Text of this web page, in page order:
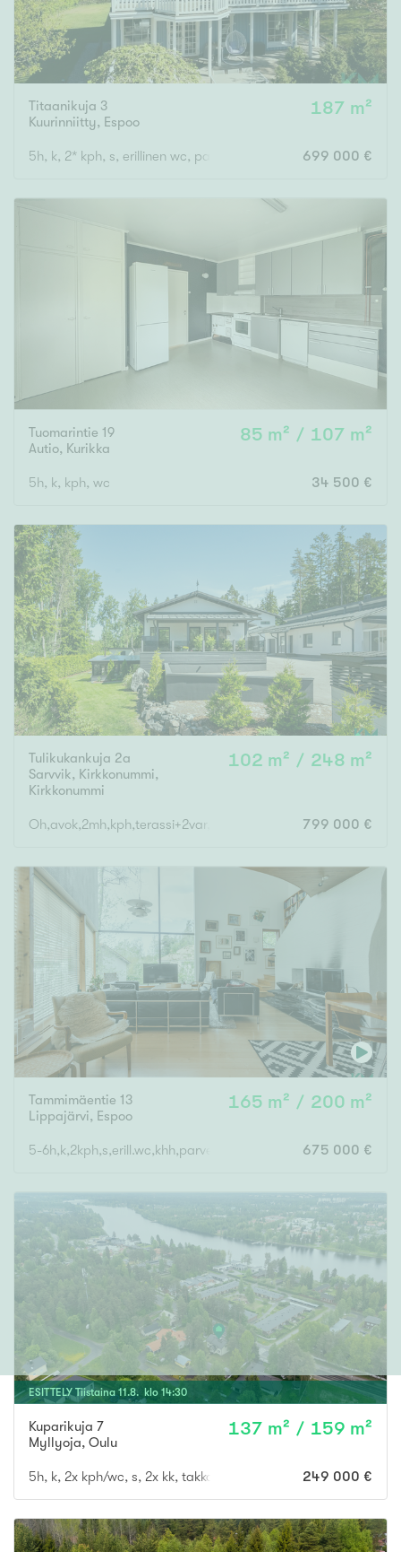
Titaanikuja 3
Kuurinniitty, Espoo
187 m²
5h, k, 2* kph, s, erillinen wc, parveke, terassi 699 000 €
Tuomarintie 19
Autio, Kurikka
85 m² / 107 m²
5h, k, kph, wc 34 500 €
Tulikukankuja 2a
Sarvvik, Kirkkonummi,
Kirkkonummi
102 m² / 248 m²
799 000 €
Tammimäentie 13
Lippajärvi, Espoo
165 m² / 200 m²
5-6h,k,2kph,s,erill.wc,khh,parveke,terassi+varasto 35m2
675 000 €
ESITTELY Tiistaina 11.8. klo 14:30
Kuparikuja 7
Myllyoja, Oulu
137 m² / 159 m²
5h, k, 2x kph/wc, s, 2x kk, takkah., vh, var., at 249 000 €